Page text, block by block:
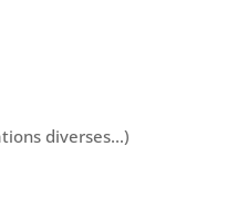
diverses…)